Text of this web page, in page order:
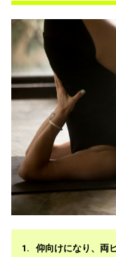
仰向けになり、両